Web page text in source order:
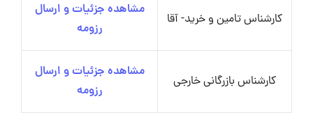
کارشناس تامین و خرید- آقا
مشاهده جزئیات و ارسال
رزومه
کارشناس بازرگانی خارجی
مشاهده جزئیات و ارسال
رزومه